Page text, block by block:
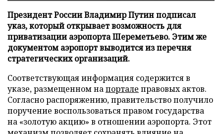
Президент России Владимир Путин подписал
указ, который открывает возможность для
приватизации аэропорта Шереметьево. Этим же
документом аэропорт выводится из перечня
стратегических организаций.
Соответствующая информация содержится в
указе, размещенном напортале правовых актов.
Согласно распоряжению, правительство получило
поручение воспользоваться правом государства
на «золотую акцию» в отношении аэропорта. Этот